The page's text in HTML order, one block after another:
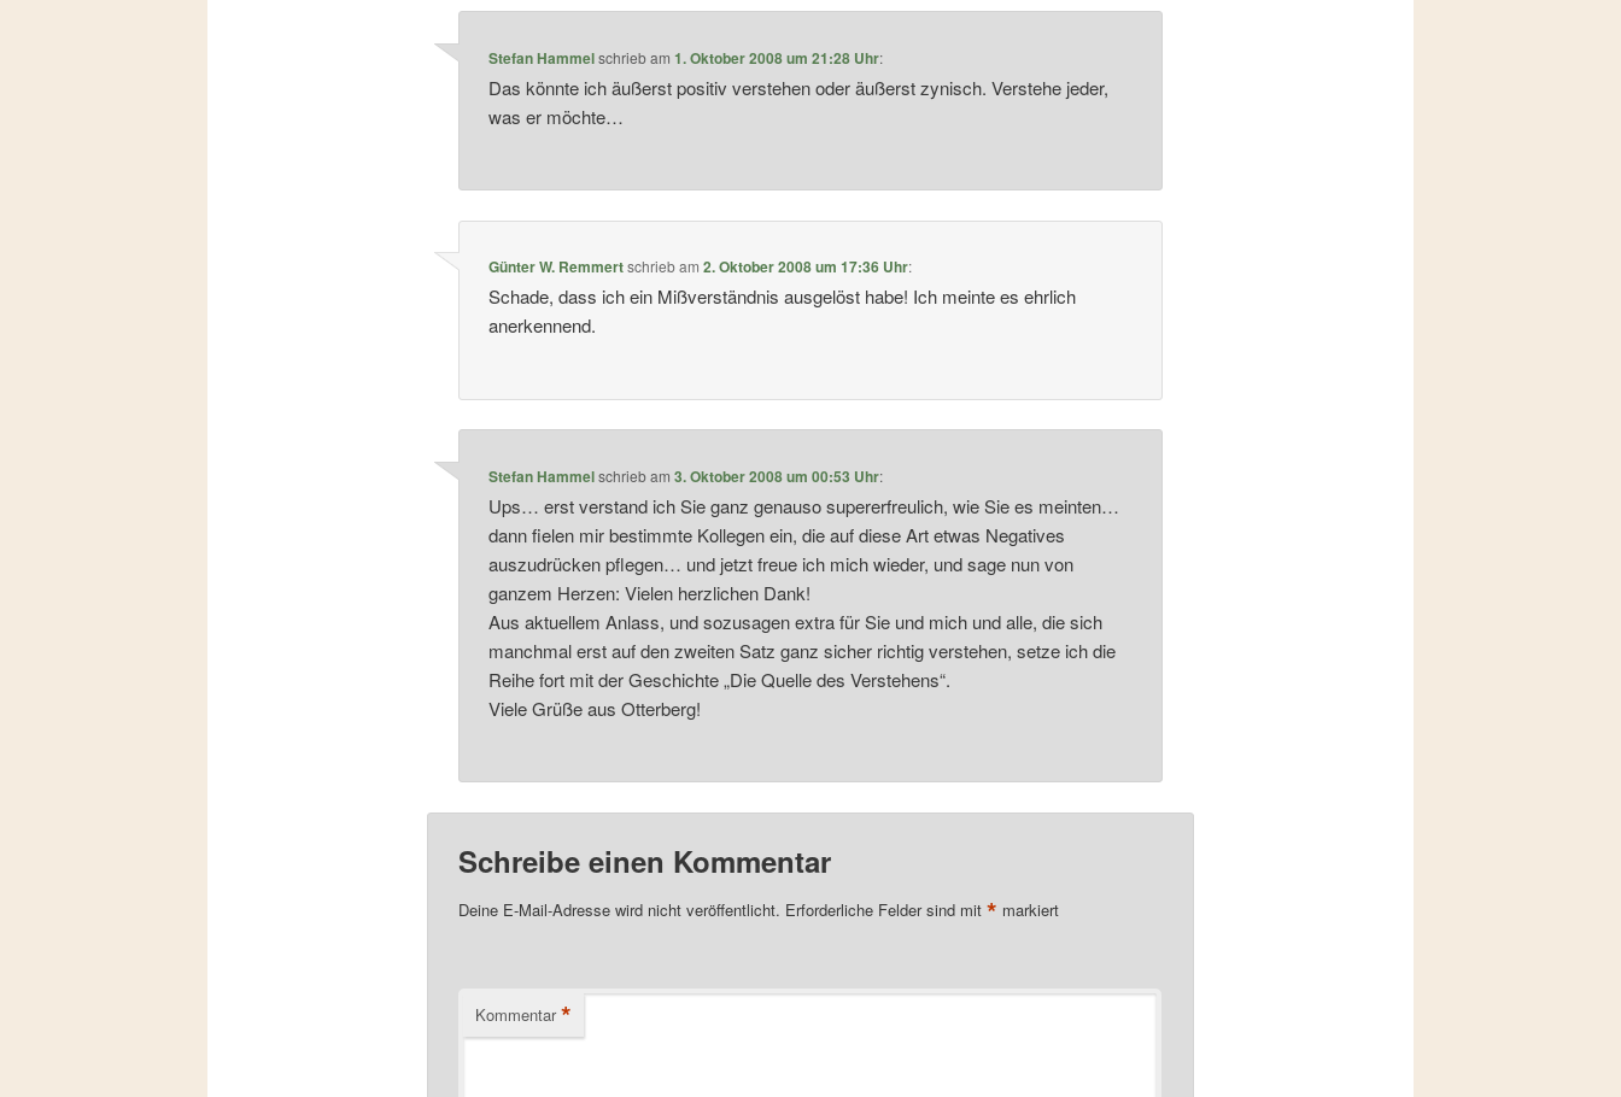
Stefan Hammelschriebam1. Oktober 2008 um 21:28 Uhr:
Das könnte ich äußerst positiv verstehen oder äußerst zynisch. Verstehe jeder,
was er möchte…
Günter W. Remmertschriebam2. Oktober 2008 um 17:36 Uhr:
Schade, dass ich ein Mißverständnis ausgelöst habe! Ich meinte es ehrlich
anerkennend.
Stefan Hammelschriebam3. Oktober 2008 um 00:53 Uhr:
Ups… erst verstand ich Sie ganz genauso supererfreulich, wie Sie es meinten…
dann fielen mir bestimmte Kollegen ein, die auf diese Art etwas Negatives
auszudrücken pflegen… und jetzt freue ich mich wieder, und sage nun von
ganzem Herzen: Vielen herzlichen Dank!
Aus aktuellem Anlass, und sozusagen extra für Sie und mich und alle, die sich
manchmal erst auf den zweiten Satz ganz sicher richtig verstehen, setze ich die
Reihe fort mit der Geschichte „Die Quelle des Verstehens“.
Viele Grüße aus Otterberg!
Schreibe einen Kommentar
Deine E-Mail-Adresse wird nicht veröffentlicht. Erforderliche Felder sind mit * markiert
Kommentar *